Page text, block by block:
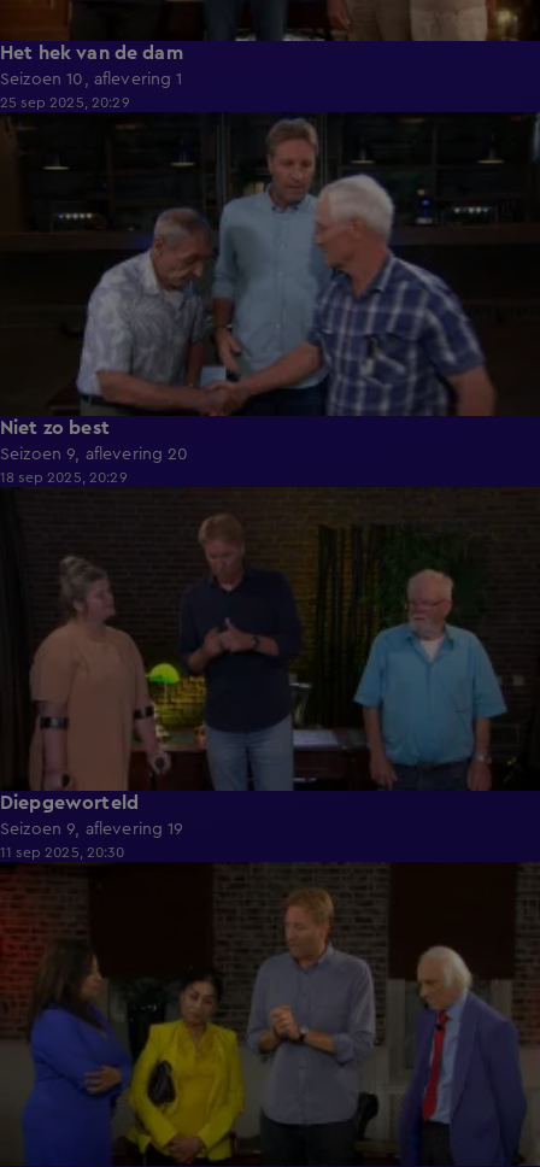
Het hek van de dam
Seizoen 10, aflevering 1
25 sep 2025, 20:29
42:08
Niet zo best
Seizoen 9, aflevering 20
18 sep 2025, 20:29
Diepgeworteld
Seizoen 9, aflevering 19
11 sep 2025, 20:30
42:37